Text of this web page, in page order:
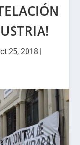
25, 2018 |